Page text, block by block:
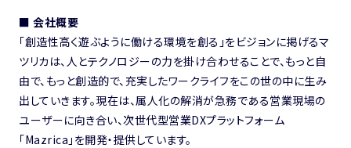
■ 会社概要
「創造性高く遊ぶように働ける環境を創る」をビジョンに掲げるマ
ツリカは、人とテクノロジーの力を掛け合わせることで、もっと自
由で、もっと創造的で、充実したワークライフをこの世の中に生み
出していきます。現在は、属人化の解消が急務である営業現場の
ユーザーに向き合い、次世代型営業DXプラットフォーム
「Mazrica」を開発・提供しています。